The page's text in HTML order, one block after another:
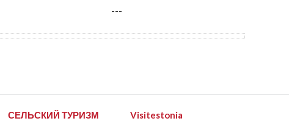
---
СЕЛЬСКИЙ ТУРИЗМ Visitestonia